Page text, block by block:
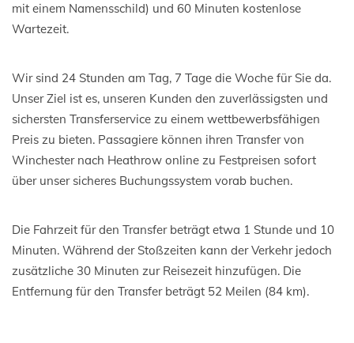
mit einem Namensschild) und 60 Minuten kostenlose
Wartezeit.
Wir sind 24 Stunden am Tag, 7 Tage die Woche für Sie da.
Unser Ziel ist es, unseren Kunden den zuverlässigsten und
sichersten Transferservice zu einem wettbewerbsfähigen
Preis zu bieten. Passagiere können ihren Transfer von
Winchester nach Heathrow online zu Festpreisen sofort
über unser sicheres Buchungssystem vorab buchen.
Die Fahrzeit für den Transfer beträgt etwa 1 Stunde und 10
Minuten. Während der Stoßzeiten kann der Verkehr jedoch
zusätzliche 30 Minuten zur Reisezeit hinzufügen. Die
Entfernung für den Transfer beträgt 52 Meilen (84 km).